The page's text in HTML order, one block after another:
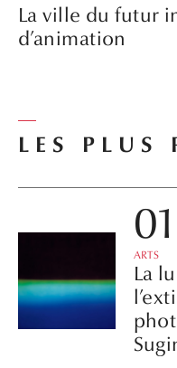
La ville du futur
d’animation
LES PLUS
ARTS
La